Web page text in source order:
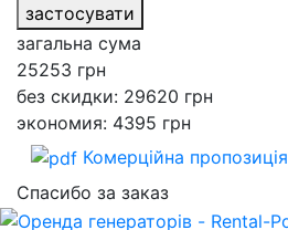
застосувати
загальна сума
25253 грн
без скидки: 29620 грн
экономия: 4395 грн
Комерційна пропозиція
Спасибо за заказ